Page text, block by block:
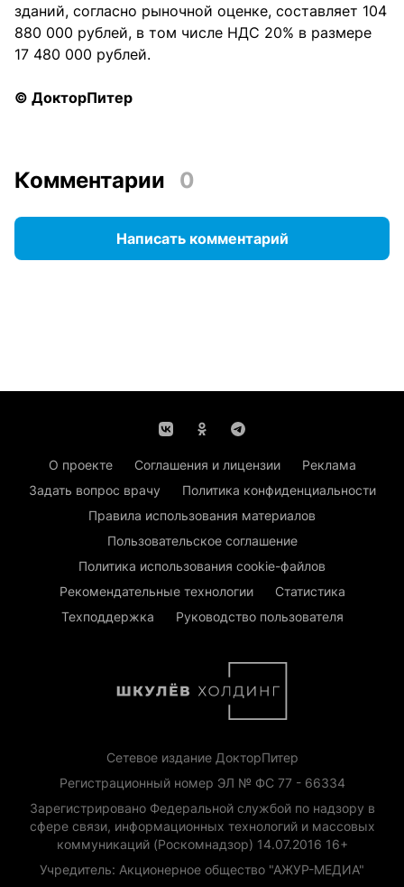
зданий, согласно рыночной оценке, составляет 104
880 000 рублей, в том числе НДС 20% в размере
17 480 000 рублей.
© ДокторПитер
Комментарии 0
Написать комментарий
О проекте Соглашения и лицензии
Реклама
Задать вопрос врачу
Политика конфиденциальности
Правила использования материалов
Пользовательское соглашение
Политика использования cookie-файлов
Рекомендательные технологии
Статистика
Техподдержка
Руководство пользователя
Сетевое издание ДокторПитер
Регистрационный номер ЭЛ № ФС 77 - 66334
Зарегистрировано Федеральной службой по надзору в
сфере связи, информационных технологий и массовых
коммуникаций (Роскомнадзор) 14.07.2016 16+
Учредитель: Акционерное общество "АЖУР-МЕДИА"